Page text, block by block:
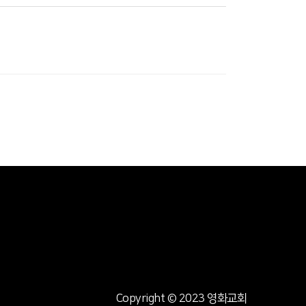
Copyright © 2023 영화교회